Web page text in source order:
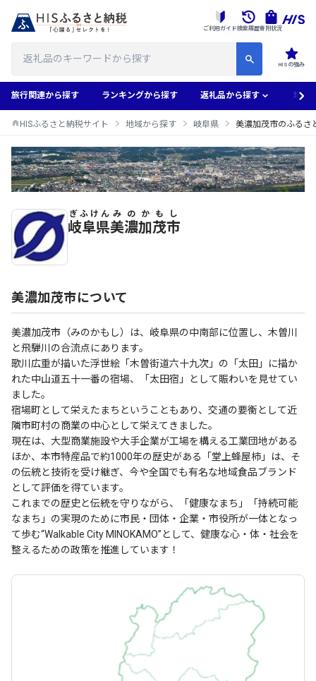
HISの強み
ご利用ガイド検索履歴寄附状況
旅行関連から探す ランキングから探す 返礼品から探す 地域
HISふるさと納税サイト 地域から探す 岐阜県 美濃加茂市のふるさ
美濃加茂市のふるさと納税返礼品一覧
岐阜県
ぎふけん
美濃加茂市
みのかもし
美濃加茂市について
美濃加茂市（みのかもし）は、岐阜県の中南部に位置し、木曽川
と飛騨川の合流点にあります。
歌川広重が描いた浮世絵「木曽街道六十九次」の「太田」に描か
れた中山道五十一番の宿場、「太田宿」として賑わいを見せてい
ました。
宿場町として栄えたまちということもあり、交通の要衡として近
隣市町村の商業の中心として栄えてきました。
現在は、大型商業施設や大手企業が工場を構える工業団地がある
ほか、本市特産品で約1000年の歴史がある「堂上蜂屋柿」は、そ
の伝統と技術を受け継ぎ、今や全国でも有名な地域食品ブランド
として評価を得ています。
これまでの歴史と伝統を守りながら、「健康なまち」「持続可能
なまち」の実現のために市民・団体・企業・市役所が一体となっ
て歩む“Walkable City MINOKAMO”として、健康な心・体・社会を
整えるための政策を推進しています！